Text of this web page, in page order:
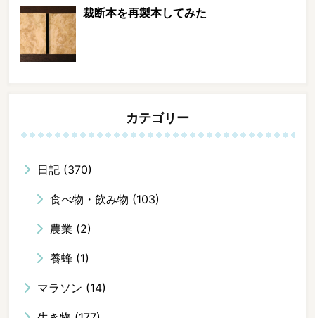
裁断本を再製本してみた
カテゴリー
日記 (370)
食べ物・飲み物 (103)
農業 (2)
養蜂 (1)
マラソン (14)